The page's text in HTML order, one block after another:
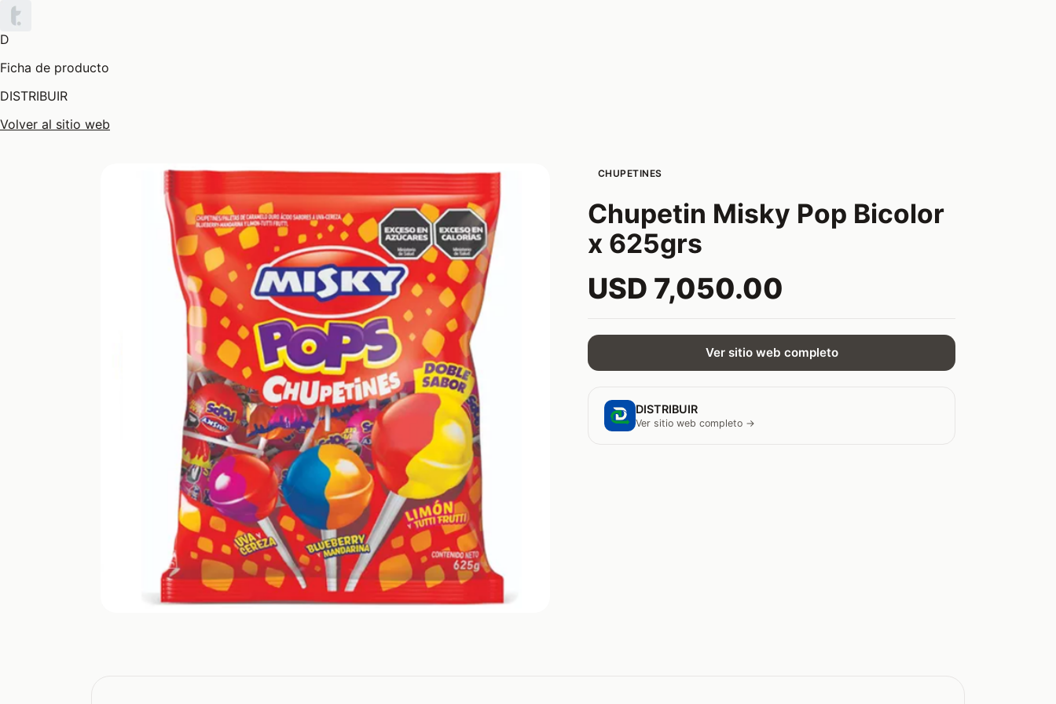
D
Ficha de producto
DISTRIBUIR
Volver al sitio web
CHUPETINES
Chupetin Misky Pop Bicolor
x 625grs
USD 7,050.00
Ver sitio web completo
DISTRIBUIR
Ver sitio web completo →